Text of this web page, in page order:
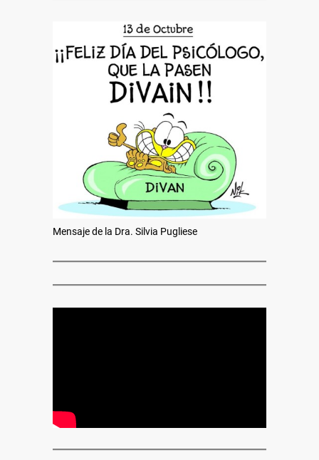
Mensaje de la Dra. Silvia Pugliese